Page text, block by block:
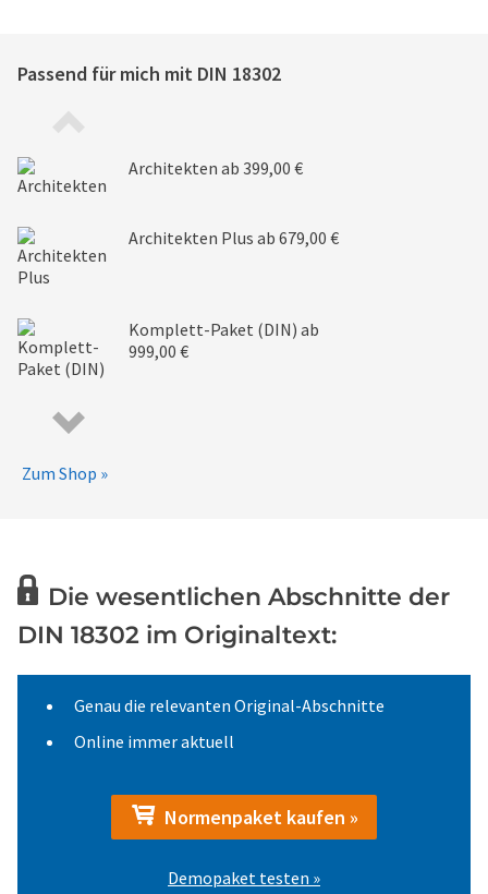
Passend für mich mit DIN 18302
Architekten ab 399,00 €
Architekten Plus ab 679,00 €
Komplett-Paket (DIN) ab
999,00 €
Zum Shop »
Die wesentlichen Abschnitte der
DIN 18302 im Originaltext:
Genau die relevanten Original-Abschnitte
Online immer aktuell
Normenpaket kaufen »
Demopaket testen »